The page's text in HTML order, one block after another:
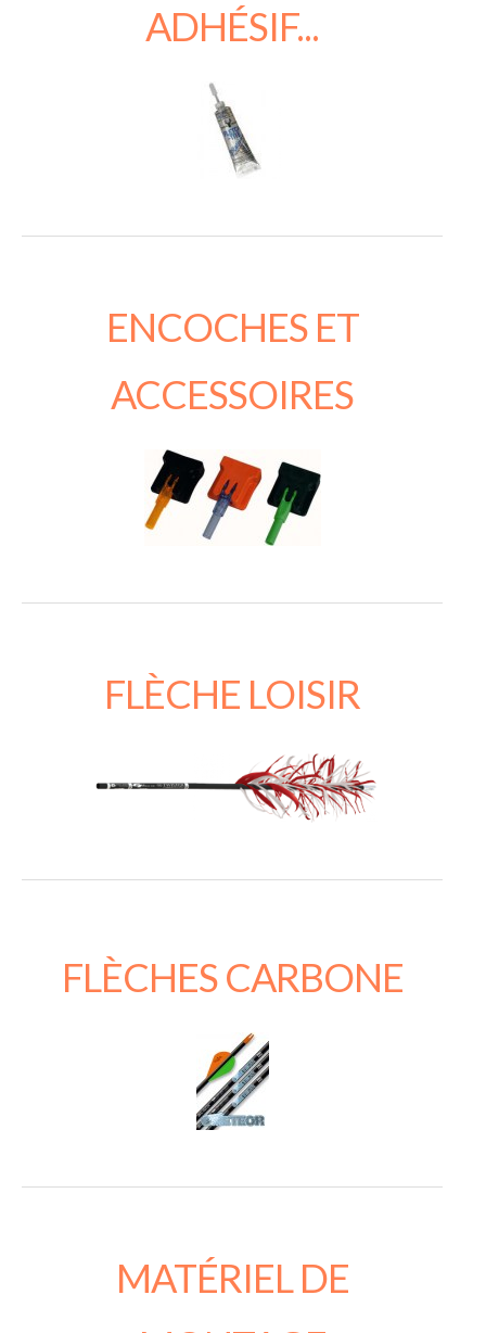
ADHÉSIF...
ENCOCHES ET
ACCESSOIRES
FLÈCHE LOISIR
FLÈCHES CARBONE
MATÉRIEL DE